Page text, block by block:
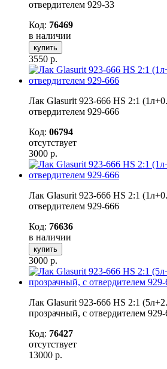
отвердителем 929-33
Код: 76469
в наличии
купить
3550 р.
Лак Glasurit 923-666 HS 2:1
отвердителем 929-666
Код: 06794
отсутствует
3000 р.
Лак Glasurit 923-666 HS 2:1
отвердителем 929-666
Код: 76636
в наличии
купить
3000 р.
Лак Glasurit 923-666 HS 2:1
прозрачный, с отвердителем
Код: 76427
отсутствует
13000 р.